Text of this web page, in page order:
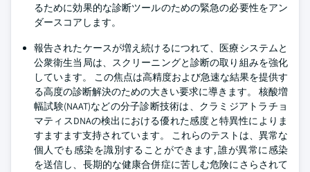
るために効果的な診断ツールのための緊急の必要性をアン
ダースコアします。
報告されたケースが増え続けるにつれて、医療システムと
公衆衛生当局は、スクリーニングと診断の取り組みを強化
しています。 この焦点は高精度および急速な結果を提供す
る高度の診断解決のための大きい要求に導きます。 核酸増
幅試験(NAAT)などの分子診断技術は、クラミジアトラチョ
マティスDNAの検出における優れた感度と特異性によりま
すますます支持されています。 これらのテストは、異常な
個人でも感染を識別することができます, 誰が異常に感染
を送信し、長期的な健康合併症に苦しむ危険にさらされて